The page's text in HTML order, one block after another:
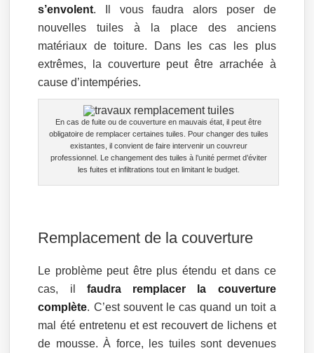
s’envolent. Il vous faudra alors poser de
nouvelles tuiles à la place des anciens
matériaux de toiture. Dans les cas les plus
extrêmes, la couverture peut être arrachée à
cause d’intempéries.
En cas de fuite ou de couverture en mauvais état, il peut être
obligatoire de remplacer certaines tuiles. Pour changer des tuiles
existantes, il convient de faire intervenir un couvreur
professionnel. Le changement des tuiles à l’unité permet d’éviter
les fuites et infiltrations tout en limitant le budget.
Remplacement de la couverture
Le problème peut être plus étendu et dans ce
cas, il faudra remplacer la couverture
complète. C’est souvent le cas quand un toit a
mal été entretenu et est recouvert de lichens et
de mousse. À force, les tuiles sont devenues